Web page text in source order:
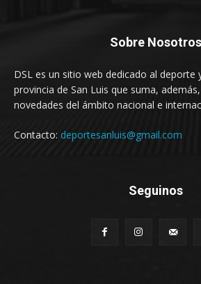
Sobre Nosotros
DSL es un sitio web dedicado al deporte
provincia de San Luis que suma,
novedades del ámbito nacional e
Contacto: deportesanluis@gmail.com
Seguinos